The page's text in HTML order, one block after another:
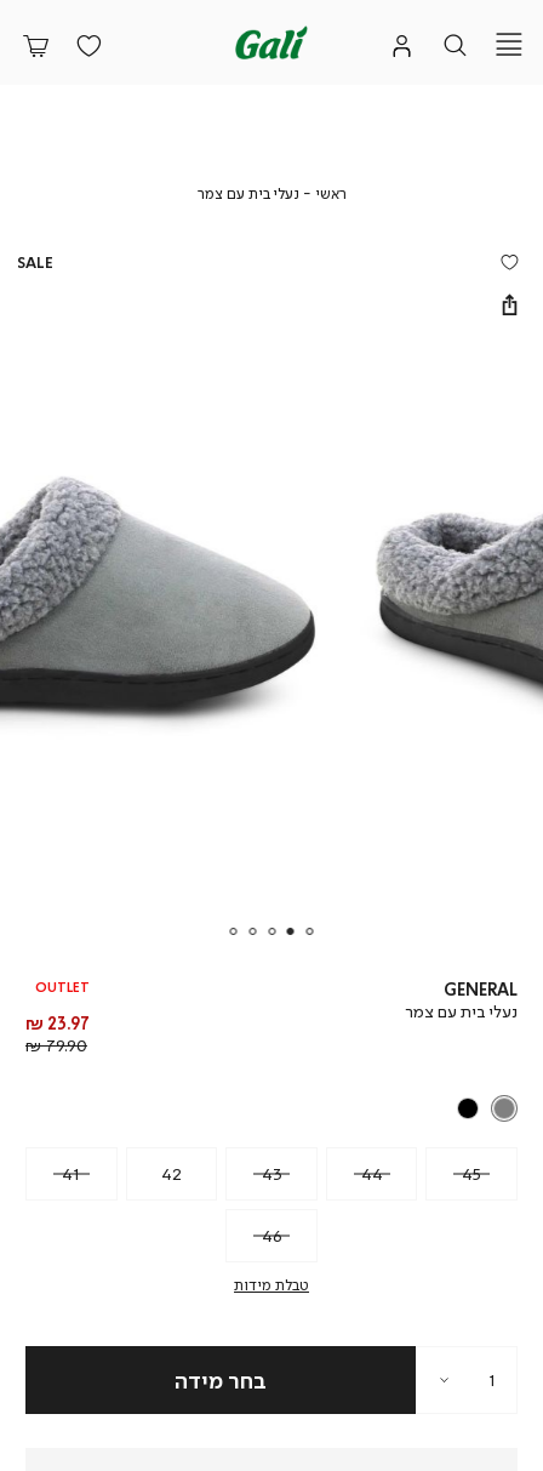
ראשי ראשי
נעלי בית עם צמרנעלי
GENERAL
נעלי בית עם צמר
OUTLET
מחיר
מוצר
23.97 ₪
79.90 ₪
41 42 43 44 45
46
טבלת מידות
SALE